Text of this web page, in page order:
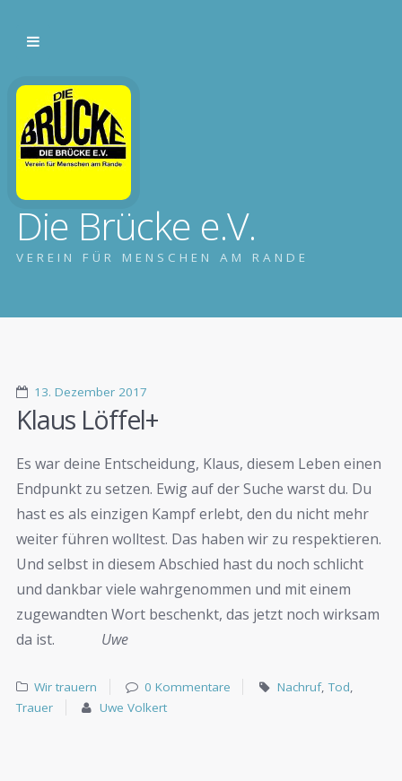
Die Brücke e.V.
VEREIN FÜR MENSCHEN AM RANDE
13. Dezember 2017
Klaus Löffel+
Es war deine Entscheidung, Klaus, diesem Leben einen
Endpunkt zu setzen. Ewig auf der Suche warst du. Du
hast es als einzigen Kampf erlebt, den du nicht mehr
weiter führen wolltest. Das haben wir zu respektieren.
Und selbst in diesem Abschied hast du noch schlicht
und dankbar viele wahrgenommen und mit einem
zugewandten Wort beschenkt, das jetzt noch wirksam
da ist. Uwe
Wir trauern 0 Kommentare Nachruf,Tod,
Trauer
Uwe Volkert